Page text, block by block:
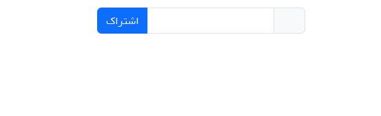
اشتراک